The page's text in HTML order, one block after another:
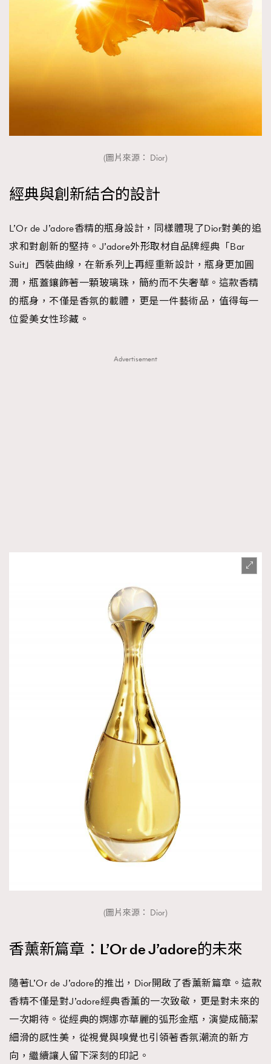
(圖片來源： Dior)
經典與創新結合的設計
L’Or de J’adore香精的瓶身設計，同樣體現了Dior對美的追
求和對創新的堅持。J’adore外形取材自品牌經典「Bar
Suit」西裝曲線，在新系列上再經重新設計，瓶身更加圓
潤，瓶蓋鑲飾著一顆玻璃珠，簡約而不失奢華。這款香精
的瓶身，不僅是香氛的載體，更是一件藝術品，值得每一
位愛美女性珍藏。
Advertisement
(圖片來源： Dior)
香薰新篇章：L’Or de J’adore的未來
隨著L’Or de J’adore的推出，Dior開啟了香薰新篇章。這款
香精不僅是對J’adore經典香薰的一次致敬，更是對未來的
一次期待。從經典的婀娜亦華麗的弧形金瓶，演變成簡潔
細滑的感性美，從視覺與嗅覺也引領著香氛潮流的新方
向，繼續讓人留下深刻的印記。